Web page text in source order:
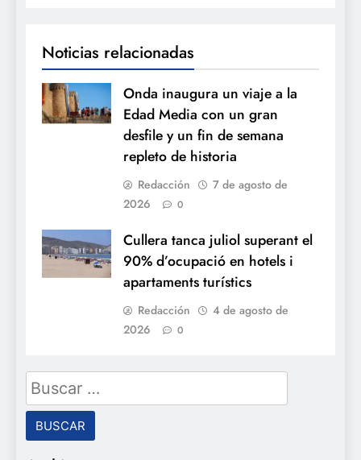
Noticias relacionadas
Onda inaugura un viaje a la
Edad Media con un gran
desfile y un fin de semana
repleto de historia
Redacción
7 de agosto de
2026
0
Cullera tanca juliol superant el
90% d’ocupació en hotels i
apartaments turístics
Redacción
4 de agosto de
2026
0
Buscar: